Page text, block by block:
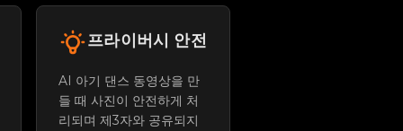
프라이버시 안전
AI 아기 댄스 동영상을 만
들 때 사진이 안전하게 처
리되며 제3자와 공유되지